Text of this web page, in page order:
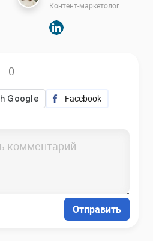
Контент-маркетолог
0
Facebook
Отправить